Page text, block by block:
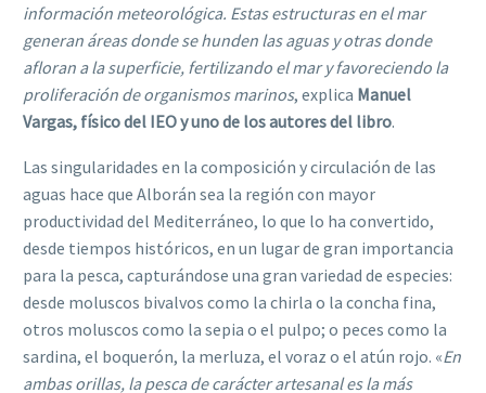
información meteorológica. Estas estructuras en el mar
generan áreas donde se hunden las aguas y otras donde
afloran a la superficie, fertilizando el mar y favoreciendo la
proliferación de organismos marinos, explica Manuel
Vargas, físico del IEO y uno de los autores del libro.
Las singularidades en la composición y circulación de las
aguas hace que Alborán sea la región con mayor
productividad del Mediterráneo, lo que lo ha convertido,
desde tiempos históricos, en un lugar de gran importancia
para la pesca, capturándose una gran variedad de especies:
desde moluscos bivalvos como la chirla o la concha fina,
otros moluscos como la sepia o el pulpo; o peces como la
sardina, el boquerón, la merluza, el voraz o el atún rojo. «En
ambas orillas, la pesca de carácter artesanal es la más